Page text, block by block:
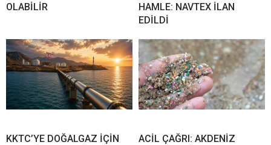
OLABİLİR
HAMLE: NAVTEX İLAN
EDİLDİ
KKTC’YE DOĞALGAZ İÇİN
ACİL ÇAĞRI: AKDENİZ